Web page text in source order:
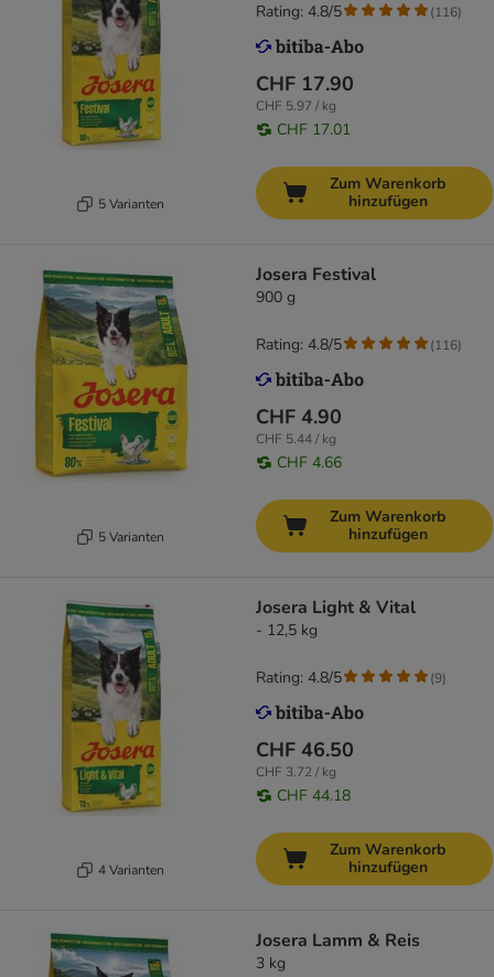
5 Varianten
CHF 17.90
CHF 5.97 / kg
CHF 17.01
Rating: 4.8/5 (116)
Zum Warenkorb
hinzufügen
5 Varianten
Josera Festival
900 g
CHF 4.90
CHF 5.44 / kg
CHF 4.66
Rating: 4.8/5 (116)
Zum Warenkorb
hinzufügen
4 Varianten
Josera Light & Vital
- 12,5 kg
CHF 46.50
CHF 3.72 / kg
CHF 44.18
Rating: 4.8/5 (9)
Zum Warenkorb
hinzufügen
Josera Lamm & Reis
3 kg